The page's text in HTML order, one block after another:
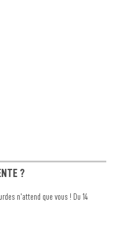
?
n’attend que vous ! Du 14